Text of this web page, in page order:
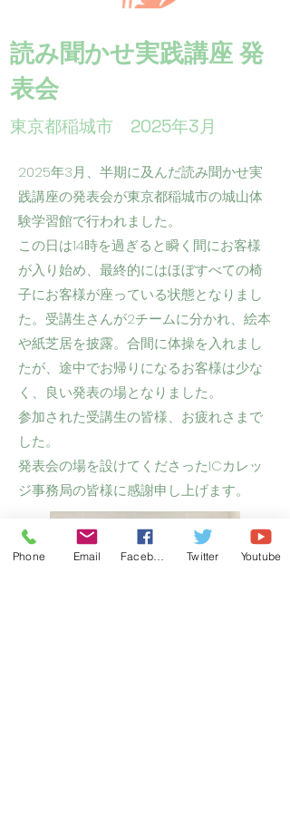
2025年3月、半期に及んだ読み聞かせ実
践講座の発表会が東京都稲城市の城山体
験学習館で行われました。
この日は14時を過ぎると瞬く間にお客様
が入り始め、最終的にはほぼすべての椅
子にお客様が座っている状態となりまし
た。受講生さんが2チームに分かれ、絵本
や紙芝居を披露。合間に体操を入れまし
たが、途中でお帰りになるお客様は少な
く、良い発表の場となりました。
参加された受講生の皆様、お疲れさまで
した。
​発表会の場を設けてくださったICカレッ
ジ事務局の皆様に感謝申し上げます。
読み聞かせ実践講座 発
表会
東京都稲城市 2025年3月
Phone Email Twitter Youtube